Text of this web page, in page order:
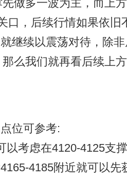
做多一波为主，而上
口，后续行情如果依旧
继续以震荡对待，除
么我们就再看后续上
位可参考:
考虑在4120-4125支
4185附近就可以先